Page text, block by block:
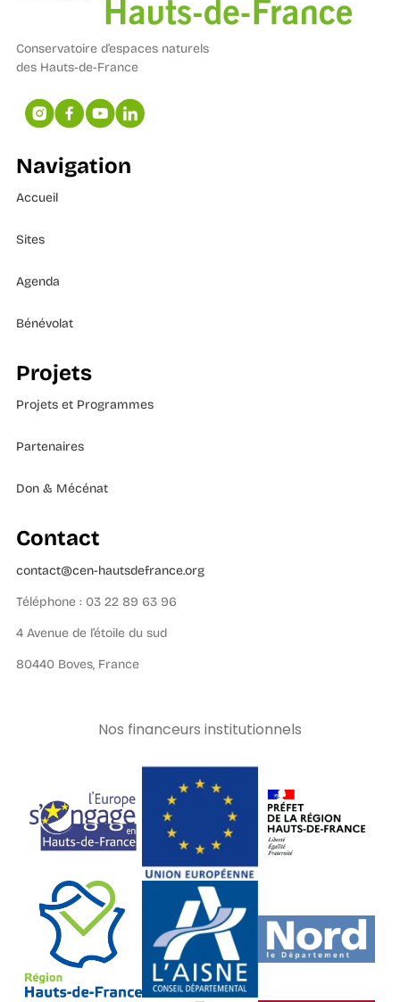
Conservatoire d’espaces naturels
des Hauts-de-France
Navigation
Accueil
Sites
Agenda
Bénévolat
Projets
Projets et Programmes
Partenaires
Don & Mécénat
Contact
contact@cen-hautsdefrance.org
Téléphone : 03 22 89 63 96
4 Avenue de l’étoile du sud
80440 Boves, France
Nos financeurs institutionnels